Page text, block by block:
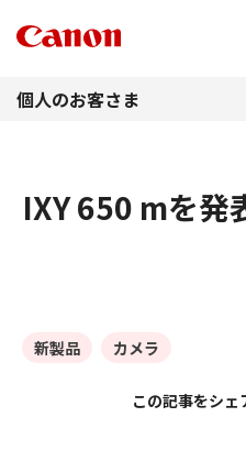
個人のお客さま
IXY 650 mを発
新製品 カメラ